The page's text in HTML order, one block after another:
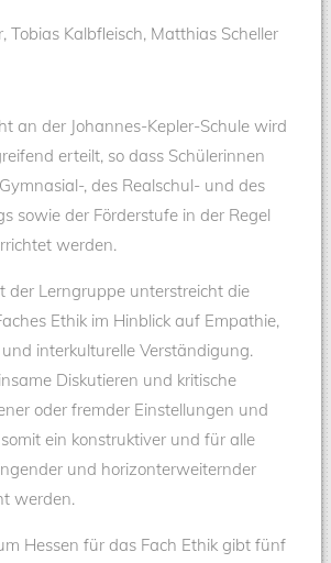
Tobias Kalbfleisch, Matthias Scheller
an der Johannes-Kepler-Schule wird
erteilt, so dass Schülerinnen
, des Realschul- und des
sowie der Förderstufe in der Regel
werden.
der Lerngruppe unterstreicht die
Ethik im Hinblick auf Empathie,
interkulturelle Verständigung.
Diskutieren und kritische
oder fremder Einstellungen und
ein konstruktiver und für alle
und horizonterweiternder
werden.
Hessen für das Fach Ethik gibt fünf